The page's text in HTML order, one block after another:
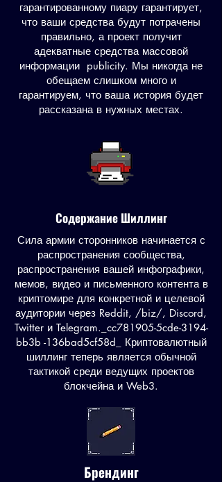
гарантированному пиару гарантирует,
что ваши средства будут потрачены
правильно, а проект получит
адекватные средства массовой
информации publicity. Мы никогда не
обещаем слишком много и
гарантируем, что ваша история будет
рассказана в нужных местах.
Содержание Шиллинг
Сила армии сторонников начинается с
распространения сообщества,
распространения вашей инфографики,
мемов, видео и письменного контента в
криптомире для конкретной и целевой
аудитории через Reddit, /biz/, Discord,
Twitter и Telegram._cc781905-5cde-3194-
bb3b -136bad5cf58d_ Криптовалютный
шиллинг теперь является обычной
тактикой среди ведущих проектов
блокчейна и Web3.
Брендинг